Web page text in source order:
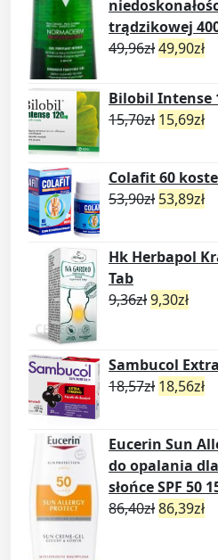
trądzikowej
49,96zł49,90zł
Bilobil Intense
15,70zł 15,69zł
Colafit 60
53,90zł 53,89zł
Hk Herbapol
Tab
9,36zł9,30zł
Sambucol
18,57zł 18,56zł
Eucerin Sun
do opalania
słońce SPF 50
86,40zł86,39zł